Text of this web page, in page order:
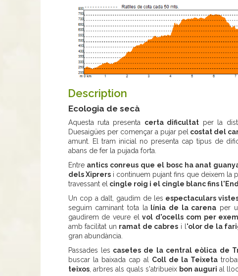
Description
Ecologia de secà
Aquesta ruta presenta certa dificultat per la
Duesaigües per començar a pujar pel costat del
amunt. El tram inicial no presenta cap tipus de
abans de fer la pujada forta.
Entre antics conreus que el bosc ha anat
dels Xiprersi continuem pujant fins que deixem la
travessant el cingle roig i el cingle blanc fins
Un cop a dalt, gaudim de les espectaculars
seguim caminant tota la línia de la carena per
gaudirem de veure elvol d'ocells com per
amb facilitat un ramat de cabres i l'olor de la
gran abundància.
Passades les casetes de la central eòlica de
buscar la baixada cap al Coll de la Teixeta
teixos, arbres als quals s'atribueix bon auguri al